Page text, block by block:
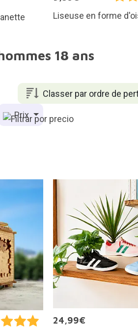
Liseuse en forme
18 ans
Classer par ordre de
Prix
24,99€